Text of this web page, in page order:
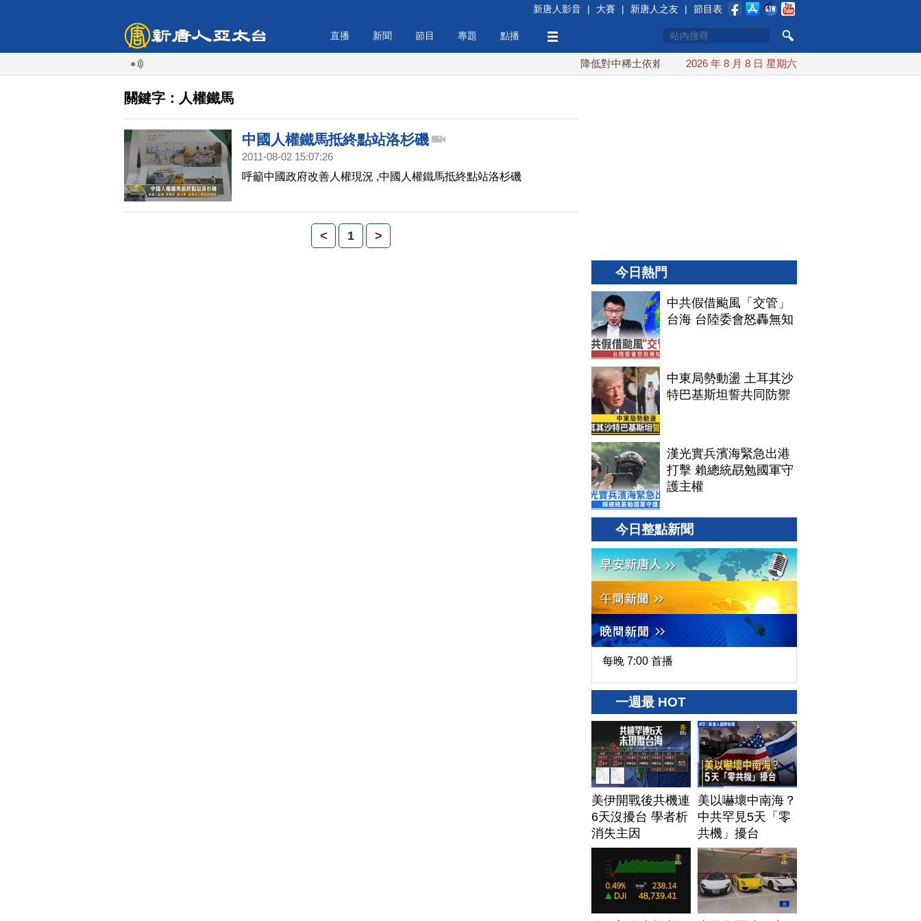
新唐人影音 | 大賽 | 新唐人之友 | 節目表
直播 新聞 節目 專題 點播
降低對中稀土依賴 川普宣布礦業投資20億美元
2026 年 8 月 8 日 星期六
關鍵字：人權鐵馬
中國人權鐵馬抵終點站洛杉磯
2011-08-02 15:07:26
呼籲中國政府改善人權現況 ,中國人權鐵馬抵終點站洛杉磯
< 1 >
今日熱門
中共假借颱風「交管」
台海 台陸委會怒轟無知
中東局勢動盪 土耳其沙
特巴基斯坦誓共同防禦
漢光實兵濱海緊急出港
打擊 賴總統勗勉國軍守
護主權
今日整點新聞
每晚 7:00 首播
一週最 HOT
美伊開戰後共機連
6天沒擾台 學者析
消失主因
美以嚇壞中南海？
中共罕見5天「零
共機」擾台